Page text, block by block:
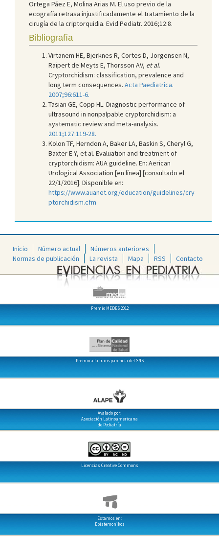
Ortega Páez E, Molina Arias M. El uso previo de la
ecografía retrasa injustificadamente el tratamiento de la
cirugía de la criptorquidia. Evid Pediatr. 2016;12:8.
Bibliografía
Virtanem HE, Bjerknes R, Cortes D, Jorgensen N,
Raipert de Meyts E, Thorsson AV, et al.
Cryptorchidism: classification, prevalence and
long term consequences. Acta Paediatrica.
2007;96:611-6.
Tasian GE, Copp HL. Diagnostic performance of
ultrasound in nonpalpable cryptorchidism: a
systematic review and meta-analysis.
2011;127:119-28.
Kolon TF, Herndon A, Baker LA, Baskin S, Cheryl G,
Baxter E Y, et al. Evaluation and treatment of
cryptorchidism: AUA guideline. En: Aerican
Urological Association [en línea] [consultado el
22/1/2016]. Disponible en:
https://www.auanet.org/education/guidelines/cry
ptorchidism.cfm
Inicio Número actual
Números anteriores
Normas de publicación
La revista Mapa RSS Contacto
Premio MEDES 2012
Premio a la transparencia del SNS
Avalado por:
Asociación Latinoamericana
de Pediatría
Licencias Creative Commons
Estamos en:
Epistemonikos